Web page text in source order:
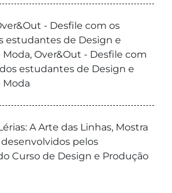
- Desfile com os
estudantes de Design e
Over&Out - Desfile com
estudantes de Design e
Moda
A Arte das Linhas, Mostra
pelos
Curso de Design e Produção